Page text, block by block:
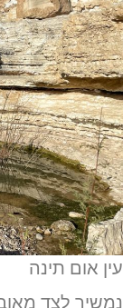
עין אום תינה
נמשיך לצד